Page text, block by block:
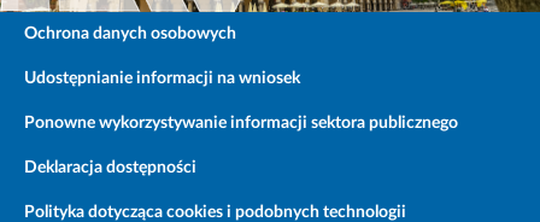
Ochrona danych osobowych
Udostępnianie informacji na wniosek
Ponowne wykorzystywanie informacji sektora publicznego
Deklaracja dostępności
Polityka dotycząca cookies i podobnych technologii